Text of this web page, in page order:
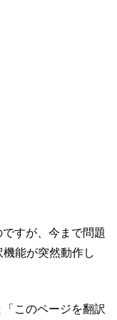
すが、今まで問題
能が突然動作し
このページを翻訳